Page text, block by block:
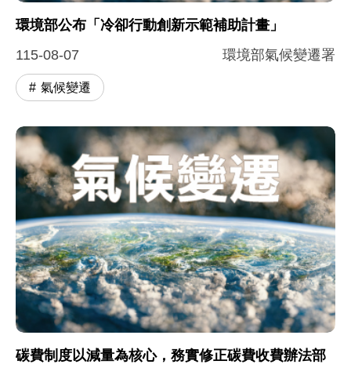
環境部公布「冷卻行動創新示範補助計畫」
115-08-07
環境部氣候變遷署
氣候變遷
碳費制度以減量為核心，務實修正碳費收費辦法部